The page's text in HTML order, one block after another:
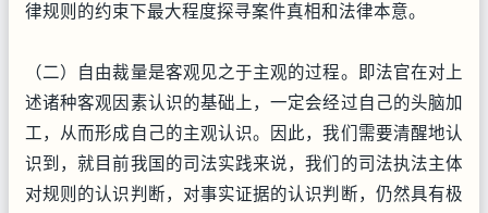
律规则的约束下最大程度探寻案件真相和法律本意。
（二）自由裁量是客观见之于主观的过程。即法官在对上
述诸种客观因素认识的基础上，一定会经过自己的头脑加
工，从而形成自己的主观认识。因此，我们需要清醒地认
识到，就目前我国的司法实践来说，我们的司法执法主体
对规则的认识判断，对事实证据的认识判断，仍然具有极